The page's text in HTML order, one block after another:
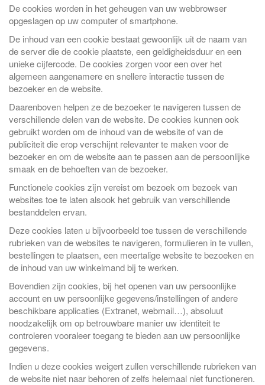
De cookies worden in het geheugen van uw webbrowser
opgeslagen op uw computer of smartphone.
De inhoud van een cookie bestaat gewoonlijk uit de naam van
de server die de cookie plaatste, een geldigheidsduur en een
unieke cijfercode. De cookies zorgen voor een over het
algemeen aangenamere en snellere interactie tussen de
bezoeker en de website.
Daarenboven helpen ze de bezoeker te navigeren tussen de
verschillende delen van de website. De cookies kunnen ook
gebruikt worden om de inhoud van de website of van de
publiciteit die erop verschijnt relevanter te maken voor de
bezoeker en om de website aan te passen aan de persoonlijke
smaak en de behoeften van de bezoeker.
Functionele cookies zijn vereist om bezoek om bezoek van
websites toe te laten alsook het gebruik van verschillende
bestanddelen ervan.
Deze cookies laten u bijvoorbeeld toe tussen de verschillende
rubrieken van de websites te navigeren, formulieren in te vullen,
bestellingen te plaatsen, een meertalige website te bezoeken en
de inhoud van uw winkelmand bij te werken.
Bovendien zijn cookies, bij het openen van uw persoonlijke
account en uw persoonlijke gegevens/instellingen of andere
beschikbare applicaties (Extranet, webmail…), absoluut
noodzakelijk om op betrouwbare manier uw identiteit te
controleren vooraleer toegang te bieden aan uw persoonlijke
gegevens.
Indien u deze cookies weigert zullen verschillende rubrieken van
de website niet naar behoren of zelfs helemaal niet functioneren.